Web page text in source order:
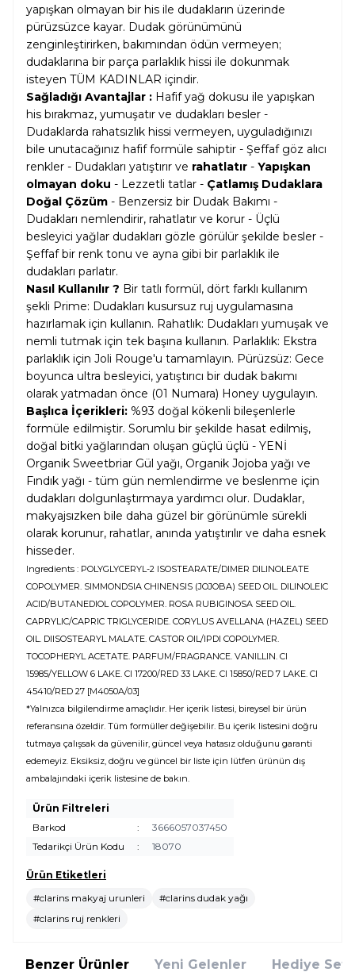
yapışkan olmayan bir his ile dudakların üzerinde
pürüzsüzce kayar. Dudak görünümünü
zenginleştirirken, bakımından ödün vermeyen;
dudaklarına bir parça parlaklık hissi ile dokunmak
isteyen TÜM KADINLAR içindir.
Sağladığı Avantajlar : Hafif yağ dokusu ile yapışkan
his bırakmaz, yumuşatır ve dudakları besler -
Dudaklarda rahatsızlık hissi vermeyen, uyguladığınızı
bile unutacağınız hafif formüle sahiptir - Şeffaf göz alıcı
renkler - Dudakları yatıştırır ve rahatlatır - Yapışkan
olmayan doku - Lezzetli tatlar - Çatlamış Dudaklara
Doğal Çözüm - Benzersiz bir Dudak Bakımı -
Dudakları nemlendirir, rahatlatır ve korur - Üçlü
besleyici yağlar dudakları gözle görülür şekilde besler -
Şeffaf bir renk tonu ve ayna gibi bir parlaklık ile
dudakları parlatır.
Nasıl Kullanılır ? Bir tatlı formül, dört farklı kullanım
şekli Prime: Dudakları kusursuz ruj uygulamasına
hazırlamak için kullanın. Rahatlık: Dudakları yumuşak ve
nemli tutmak için tek başına kullanın. Parlaklık: Ekstra
parlaklık için Joli Rouge'u tamamlayın. Pürüzsüz: Gece
boyunca ultra besleyici, yatıştırıcı bir dudak bakımı
olarak yatmadan önce (01 Numara) Honey uygulayın.
Başlıca İçerikleri: %93 doğal kökenli bileşenlerle
formüle edilmiştir. Sorumlu bir şekilde hasat edilmiş,
doğal bitki yağlarından oluşan güçlü üçlü - YENİ
Organik Sweetbriar Gül yağı, Organik Jojoba yağı ve
Fındık yağı - tüm gün nemlendirme ve beslenme için
dudakları dolgunlaştırmaya yardımcı olur. Dudaklar,
makyajsızken bile daha güzel bir görünümle sürekli
olarak korunur, rahatlar, anında yatıştırılır ve daha esnek
hisseder.
Ingredients : POLYGLYCERYL-2 ISOSTEARATE/DIMER DILINOLEATE
COPOLYMER. SIMMONDSIA CHINENSIS (JOJOBA) SEED OIL. DILINOLEIC
ACID/BUTANEDIOL COPOLYMER. ROSA RUBIGINOSA SEED OIL.
CAPRYLIC/CAPRIC TRIGLYCERIDE. CORYLUS AVELLANA (HAZEL) SEED
OIL. DIISOSTEARYL MALATE. CASTOR OIL/IPDI COPOLYMER.
TOCOPHERYL ACETATE. PARFUM/FRAGRANCE. VANILLIN. CI
15985/YELLOW 6 LAKE. CI 17200/RED 33 LAKE. CI 15850/RED 7 LAKE. CI
45410/RED 27 [M4050A/03]
*Yalnızca bilgilendirme amaçlıdır. Her içerik listesi, bireysel bir ürün
referansına özeldir. Tüm formüller değişebilir. Bu içerik listesini doğru
tutmaya çalışsak da güvenilir, güncel veya hatasız olduğunu garanti
edemeyiz. Eksiksiz, doğru ve güncel bir liste için lütfen ürünün dış
ambalajındaki içerik listesine de bakın.
Ürün Filtreleri
Barkod
:
3666057037450
Tedarikçi Ürün Kodu
: 18070
Ürün Etiketleri
#clarins makyaj urunleri
#clarins dudak yağı
#clarins ruj renkleri
Benzer Ürünler Yeni Gelenler Hediye